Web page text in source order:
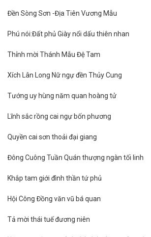
Đền Sòng Sơn -Địa Tiên Vương Mẫu
Phú nói:Đất phủ Giày nổi dấu thiên nhan
Thỉnh mời Thánh Mẫu Đệ Tam
Xích Lân Long Nữ ngự đền Thủy Cung
Tướng uy hùng năm quan hoàng tử
Lĩnh sắc rồng cai ngự bốn phương
Quyền cai sơn thoải đại giang
Đông Cuông Tuần Quán thượng ngàn tối linh
Khắp tam giới đình thần tứ phủ
Hội Công Đồng văn vũ bá quan
Tả mời thái tuế đương niên